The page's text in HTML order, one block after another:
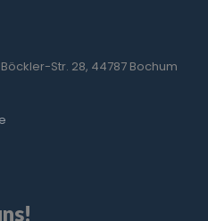
Str. 28, 44787 Bochum